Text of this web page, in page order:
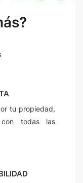
tu propiedad,
todas las